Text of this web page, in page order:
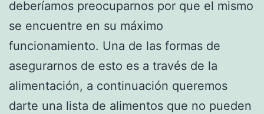
deberíamos preocuparnos por que el mismo
se encuentre en su máximo
funcionamiento. Una de las formas de
asegurarnos de esto es a través de la
alimentación, a continuación queremos
darte una lista de alimentos que no pueden